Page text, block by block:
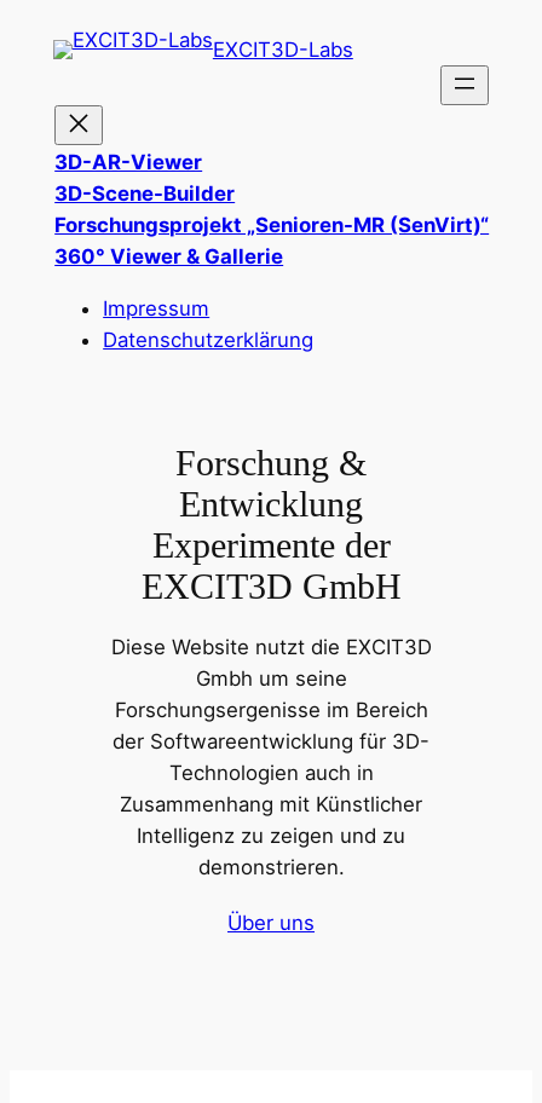
Inhalt
EXCIT3D-Labs
3D-AR-Viewer
3D-Scene-Builder
Forschungsprojekt „Senioren-MR (SenVirt)“
360° Viewer & Gallerie
Impressum
Datenschutzerklärung
Forschung &
Entwicklung
Experimente der
EXCIT3D GmbH
Diese Website nutzt die EXCIT3D
Gmbh um seine
Forschungsergenisse im Bereich
der Softwareentwicklung für 3D-
Technologien auch in
Zusammenhang mit Künstlicher
Intelligenz zu zeigen und zu
demonstrieren.
Über uns